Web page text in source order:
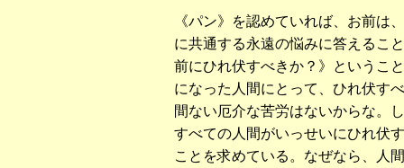
《パン》を認めていれば、お前は
に共通する永遠の悩みに答えるこ
前にひれ伏すべきか？》というこ
になった人間にとって、ひれ伏す
間ない厄介な苦労はないからな。
すべての人間がいっせいにひれ伏
ことを求めている。なぜなら、人